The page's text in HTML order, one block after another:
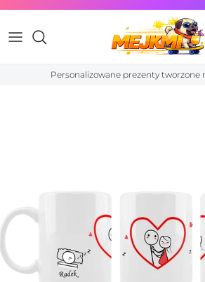
Przejdź do treści
Personalizowane prezenty tworzone